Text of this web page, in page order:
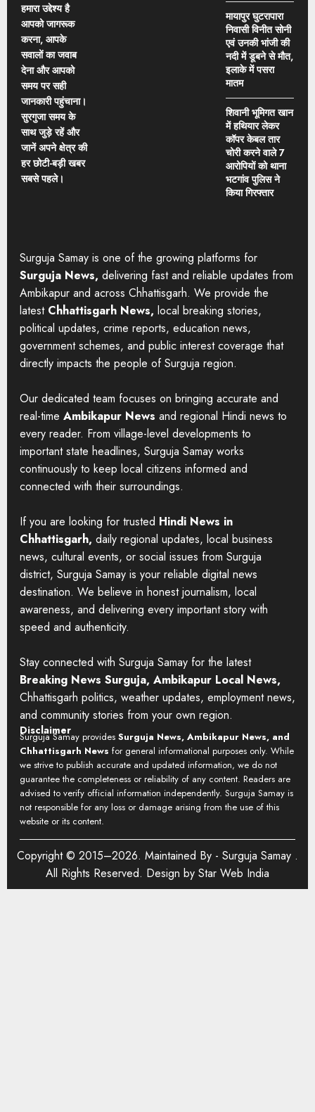
हमारा उद्देश्य है
आपको जागरूक
करना, आपके
सवालों का जवाब
देना और आपको
समय पर सही
जानकारी पहुंचाना।
सुरगुजा समय के
साथ जुड़े रहें और
जानें अपने क्षेत्र की
हर छोटी-बड़ी खबर
सबसे पहले।
मायापुर घुटरापारा
निवासी विनीत सोनी
एवं उनकी भांजी की
नदी में डूबने से मौत,
इलाके में पसरा
मातम
शिवानी भूमिगत खान
में हथियार लेकर
कॉपर केबल तार
चोरी करने वाले 7
आरोपियों को थाना
भटगांव पुलिस ने
किया गिरफ्तार
Surguja Samay is one of the growing platforms for
Surguja News, delivering fast and reliable updates from
Ambikapur and across Chhattisgarh. We provide the
latest Chhattisgarh News, local breaking stories,
political updates, crime reports, education news,
government schemes, and public interest coverage that
directly impacts the people of Surguja region.
Our dedicated team focuses on bringing accurate and
real-time Ambikapur News and regional Hindi news to
every reader. From village-level developments to
important state headlines, Surguja Samay works
continuously to keep local citizens informed and
connected with their surroundings.
If you are looking for trusted Hindi News in
Chhattisgarh, daily regional updates, local business
news, cultural events, or social issues from Surguja
district, Surguja Samay is your reliable digital news
destination. We believe in honest journalism, local
awareness, and delivering every important story with
speed and authenticity.
Stay connected with Surguja Samay for the latest
Breaking News Surguja, Ambikapur Local News,
Chhattisgarh politics, weather updates, employment news,
and community stories from your own region.
Disclaimer
Surguja Samay provides Surguja News, Ambikapur News, and
Chhattisgarh News for general informational purposes only. While
we strive to publish accurate and updated information, we do not
guarantee the completeness or reliability of any content. Readers are
advised to verify official information independently. Surguja Samay is
not responsible for any loss or damage arising from the use of this
website or its content.
Copyright © 2015–2026. Maintained By - Surguja Samay .
All Rights Reserved. Design by Star Web India